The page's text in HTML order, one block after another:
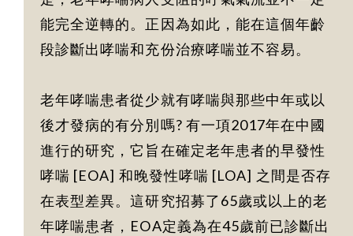
能完全逆轉的。正因為如此，能在這個年齡
段診斷出哮喘和充份治療哮喘並不容易。
老年哮喘患者從少就有哮喘與那些中年或以
後才發病的有分別嗎? 有一項2017年在中國
進行的研究，它旨在確定老年患者的早發性
哮喘 [EOA] 和晚發性哮喘 [LOA] 之間是否存
在表型差異。這研究招募了65歲或以上的老
年哮喘患者，EOA定義為在45歲前已診斷出